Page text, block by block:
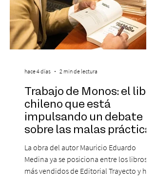
Trabajo de Monos: el libro
chileno que está
impulsando un debate
sobre las malas prácticas
laborales y el futuro del
trabajo
La obra del autor Mauricio Eduardo
Medina ya se posiciona entre los libros
más vendidos de Editorial Trayecto y ha
hace 4 días 2 min de lectura